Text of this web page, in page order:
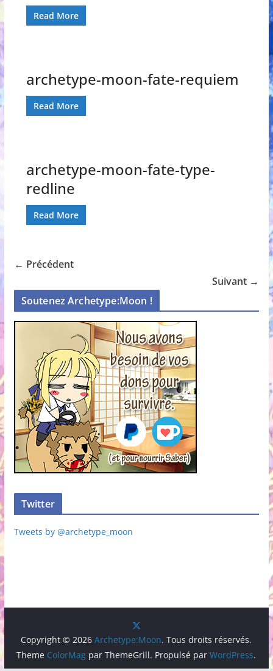
Read More
archetype-moon-fate-requiem
Read More
archetype-moon-fate-type-
redline
Read More
← Précédent
Suivant →
Soutenez Archetype:Moon !
Twitter
Tweets by @archetype_moon
Copyright © 2026Archetype:Moon. Tous droits réservés.
Theme ColorMag par ThemeGrill. Propulsé parWordPress.